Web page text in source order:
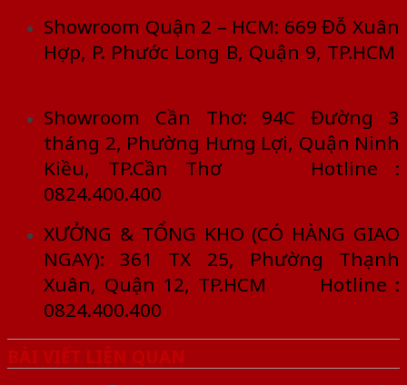
Showroom Quận 2 – HCM: 669 Đỗ Xuân
Hợp, P. Phước Long B, Quận 9, TP.HCM
Showroom Cần Thơ: 94C Đường 3
tháng 2, Phường Hưng Lợi, Quận Ninh
Kiều, TP.Cần Thơ Hotline :
0824.400.400
XƯỞNG & TỔNG KHO (CÓ HÀNG GIAO
NGAY): 361 TX 25, Phường Thạnh
Xuân, Quận 12, TP.HCM Hotline :
0824.400.400
BÀI VIẾT LIÊN QUAN